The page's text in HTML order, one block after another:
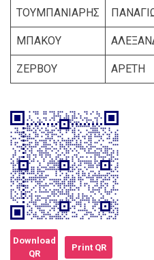
ΤΟΥΜΠΑΝΙΑΡΗΣ
ΜΠΑΚΟΥ
ΖΕΡΒΟΥ ΑΡΕΤΗ
Download
QR
Print QR